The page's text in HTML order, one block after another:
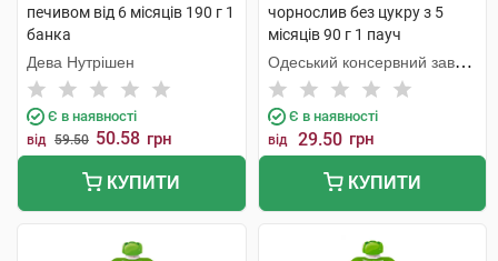
печивом від 6 місяців 190 г 1
банка
Дева Нутрішен
Є в наявності
від 59.50 50.58 грн
КУПИТИ
чорнослив без цукру з 5
місяців 90 г 1 пауч
Одеський консервний завод
дитячого харчування
Є в наявності
від 29.50 грн
КУПИТИ